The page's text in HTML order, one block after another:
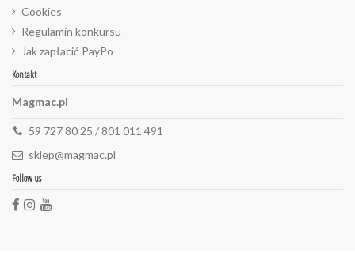
Cookies
Regulamin konkursu
Jak zapłacić PayPo
Kontakt
Magmac.pl
59 727 80 25 / 801 011 491
sklep@magmac.pl
Follow us